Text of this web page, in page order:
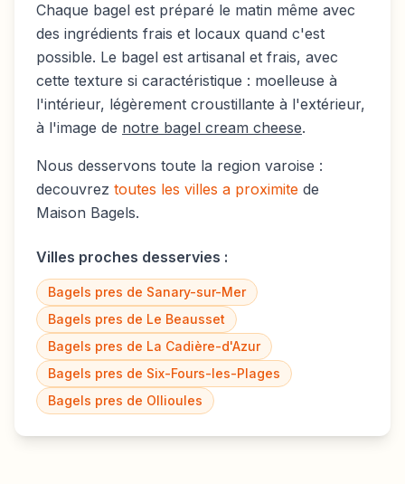
Chaque bagel est préparé le matin même avec
des ingrédients frais et locaux quand c'est
possible. Le bagel est artisanal et frais, avec
cette texture si caractéristique : moelleuse à
l'intérieur, légèrement croustillante à l'extérieur,
à l'image de notre bagel cream cheese.
Nous desservons toute la region varoise :
decouvrez toutes les villes a proximite de
Maison Bagels.
Villes proches desservies :
Bagels pres de Sanary-sur-Mer
Bagels pres de Le Beausset
Bagels pres de La Cadière-d'Azur
Bagels pres de Six-Fours-les-Plages
Bagels pres de Ollioules